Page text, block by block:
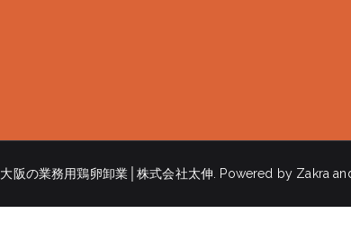
大阪の業務用鶏卵卸業│株式会社太伸. Powered by Zakra